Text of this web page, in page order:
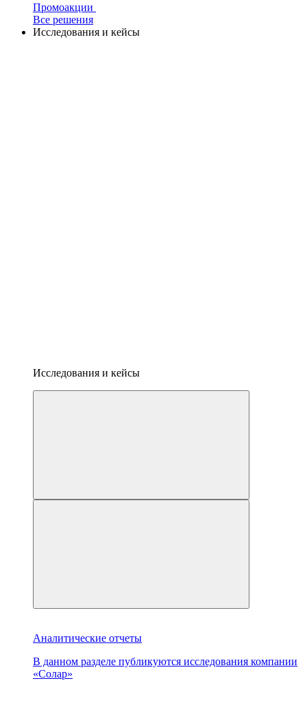
Промоакции
Все решения
Исследования и кейсы
Исследования и кейсы
Аналитические отчеты
В данном разделе публикуются исследования компании
«Солар»